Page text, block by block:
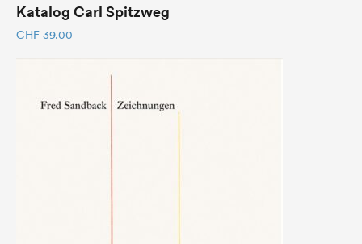
Katalog Carl Spitzweg
CHF 39.00